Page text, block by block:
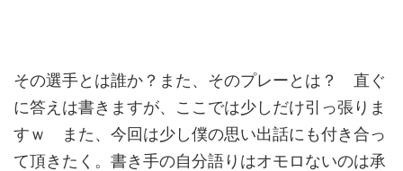
その選手とは誰か？また、そのプレーとは？ 直ぐ
に答えは書きますが、ここでは少しだけ引っ張りま
すｗ また、今回は少し僕の思い出話にも付き合っ
て頂きたく。書き手の自分語りはオモロないのは承